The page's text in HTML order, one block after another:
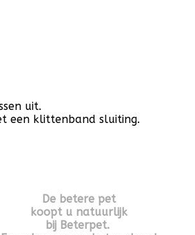
uit.
een klittenband sluiting.
De betere pet
koopt u natuurlijk
bij Beterpet.